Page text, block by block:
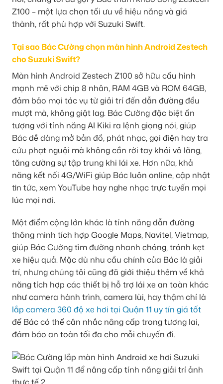
Z100 – một lựa chọn tối ưu về hiệu năng và giá
thành, rất phù hợp với Suzuki Swift.
Tại sao Bác Cường chọn màn hình Android Zestech
cho Suzuki Swift?
Màn hình Android Zestech Z100 sở hữu cấu hình
mạnh mẽ với chip 8 nhân, RAM 4GB và ROM 64GB,
đảm bảo mọi tác vụ từ giải trí đến dẫn đường đều
mượt mà, không giật lag. Bác Cường đặc biệt ấn
tượng với tính năng AI Kiki ra lệnh giọng nói, giúp
Bác dễ dàng mở bản đồ, phát nhạc, gọi điện hay tra
cứu phạt nguội mà không cần rời tay khỏi vô lăng,
tăng cường sự tập trung khi lái xe. Hơn nữa, khả
năng kết nối 4G/WiFi giúp Bác luôn online, cập nhật
tin tức, xem YouTube hay nghe nhạc trực tuyến mọi
lúc mọi nơi.
Một điểm cộng lớn khác là tính năng dẫn đường
thông minh tích hợp Google Maps, Navitel, Vietmap,
giúp Bác Cường tìm đường nhanh chóng, tránh kẹt
xe hiệu quả. Mặc dù nhu cầu chính của Bác là giải
trí, nhưng chúng tôi cũng đã giới thiệu thêm về khả
năng tích hợp các thiết bị hỗ trợ lái xe an toàn khác
như camera hành trình, camera lùi, hay thậm chí là
lắp camera 360 độ xe hơi tại Quận 11 uy tín giá tốt
để Bác có thể cân nhắc nâng cấp trong tương lai,
đảm bảo an toàn tối đa cho mỗi chuyến đi.